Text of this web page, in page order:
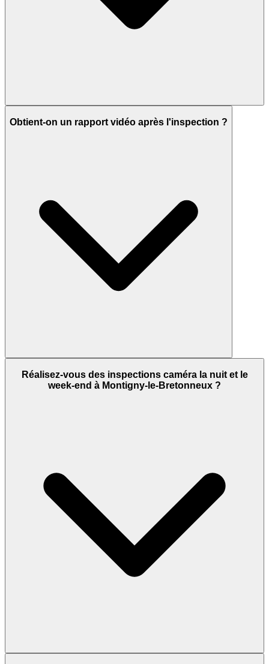
Obtient-on un rapport vidéo après l'inspection ?
Réalisez-vous des inspections caméra la nuit et le
week-end à Montigny-le-Bretonneux ?